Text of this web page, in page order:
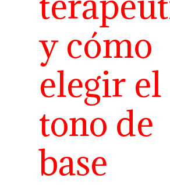
y cómo
elegir el
tono de
base